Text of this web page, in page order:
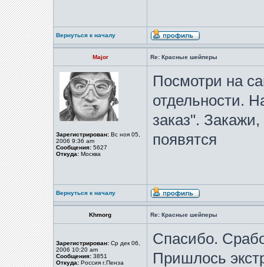
Вернуться к началу
Major Re: Красные шейперы
Зарегистрирован: Вс ноя 05,
2006 9:36 am
Сообщения: 5627
Откуда: Москва
Посмотри на
отдельности.
заказ". Закажи,
появятся
Вернуться к началу
Khmorg Re: Красные шейперы
Зарегистрирован: Ср дек 06,
2006 10:20 am
Сообщения: 3851
Откуда: Россия г.Пенза
Спасибо.
Пришлось